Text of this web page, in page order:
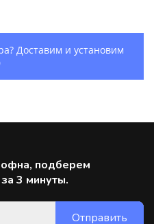
Доставим и установим
подберем
3 минуты.